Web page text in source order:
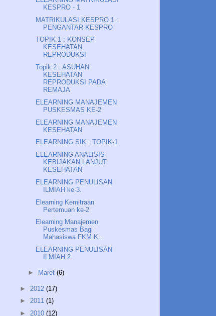
KESPRO - 1
MATRIKULASI KESPRO 1 :
PENGANTAR KESPRO
TOPIK 1 : KONSEP
KESEHATAN
REPRODUKSI
Topik 2 : ASUHAN
KESEHATAN
REPRODUKSI PADA
REMAJA
ELEARNING MANAJEMEN
PUSKESMAS KE-2
ELEARNING MANAJEMEN
KESEHATAN
ELEARNING SIK : TOPIK-1
ELEARNING ANALISIS
KEBIJAKAN LANJUT
KESEHATAN
ELEARNING PENULISAN
ILMIAH ke-3.
Elearning Kemitraan
Pertemuan ke-2
Elearning Manajemen
Puskesmas Bagi
Mahasiswa FKM K...
ELEARNING PENULISAN
ILMIAH 2.
► Maret (6)
► 2012 (17)
► 2011 (1)
► 2010 (12)